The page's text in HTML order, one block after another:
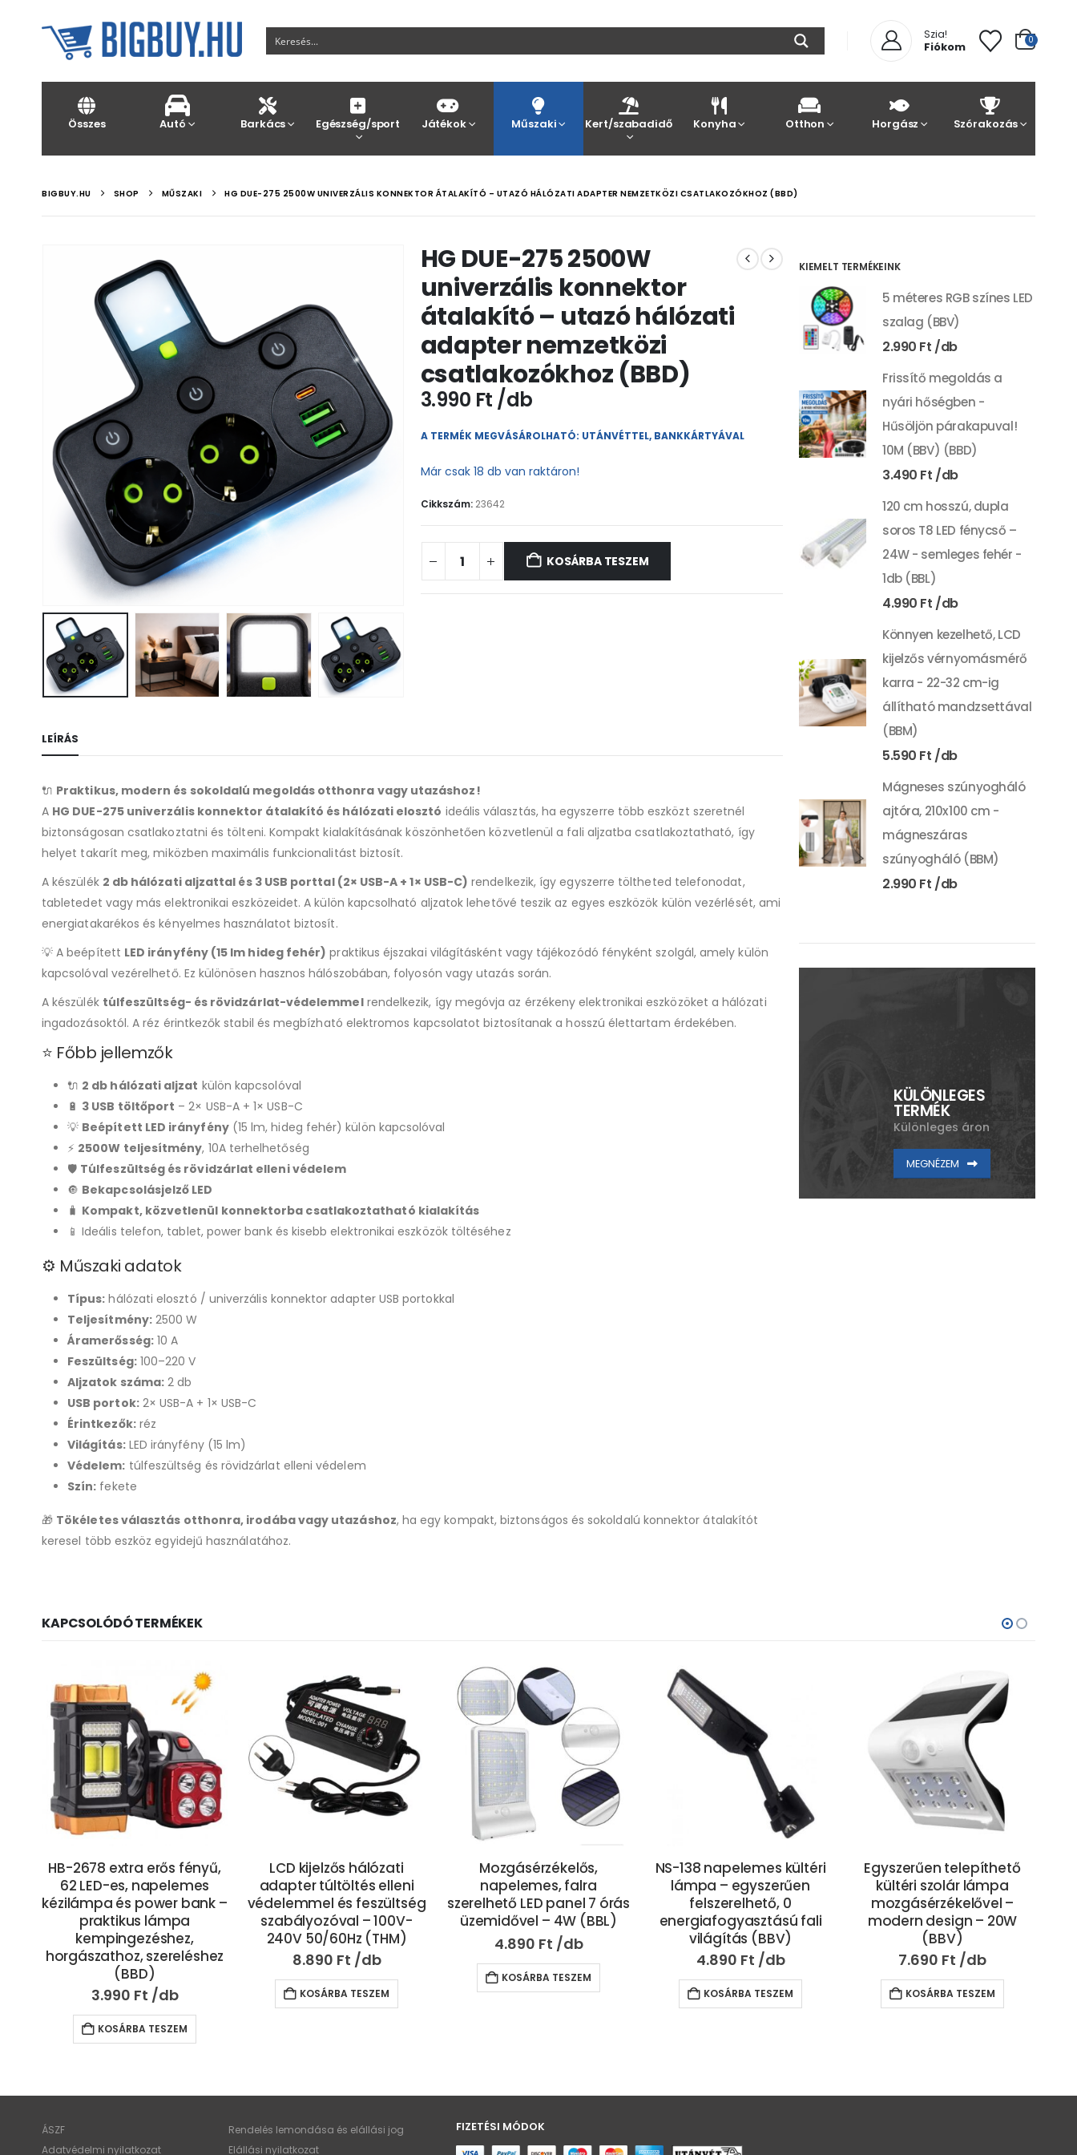
Szia!
Fiókom 0
Összes Autó Barkács Egészség/sport Játékok Műszaki Kert/szabadidő Konyha Otthon Horgász Szórakozás
BIGBUY.HU SHOP MŰSZAKI HG DUE-275 2500W UNIVERZÁLIS KONNEKTOR ÁTALAKÍTÓ – UTAZÓ HÁLÓZATI ADAPTER NEMZETKÖZI CSATLAKOZÓKHOZ (BBD)
HG DUE-275 2500W
univerzális konnektor
átalakító – utazó hálózati
adapter nemzetközi
csatlakozókhoz (BBD)
3.990 Ft
A TERMÉK MEGVÁSÁROLHATÓ: UTÁNVÉTTEL, BANKKÁRTYÁVAL
Már csak 18 db van raktáron!
Cikkszám: 23642
KOSÁRBA TESZEM
LEÍRÁS
🔌 Praktikus, modern és sokoldalú megoldás otthonra vagy utazáshoz!
A HG DUE-275 univerzális konnektor átalakító és hálózati elosztó ideális választás, ha egyszerre több eszközt szeretnél
biztonságosan csatlakoztatni és tölteni. Kompakt kialakításának köszönhetően közvetlenül a fali aljzatba csatlakoztatható, így
helyet takarít meg, miközben maximális funkcionalitást biztosít.
A készülék 2 db hálózati aljzattal és 3 USB porttal (2× USB-A + 1× USB-C) rendelkezik, így egyszerre töltheted telefonodat,
tabletedet vagy más elektronikai eszközeidet. A külön kapcsolható aljzatok lehetővé teszik az egyes eszközök külön vezérlését, ami
energiatakarékos és kényelmes használatot biztosít.
💡 A beépített LED irányfény (15 lm hideg fehér) praktikus éjszakai világításként vagy tájékozódó fényként szolgál, amely külön
kapcsolóval vezérelhető. Ez különösen hasznos hálószobában, folyosón vagy utazás során.
A készülék túlfeszültség- és rövidzárlat-védelemmelrendelkezik, így megóvja az érzékeny elektronikai eszközöket a hálózati
ingadozásoktól. A réz érintkezők stabil és megbízható elektromos kapcsolatot biztosítanak a hosszú élettartam érdekében.
⭐ Főbb jellemzők
🔌 2 db hálózati aljzat külön kapcsolóval
🔋 3 USB töltőport – 2× USB-A + 1× USB-C
💡 Beépített LED irányfény(15 lm, hideg fehér) külön kapcsolóval
⚡ 2500W teljesítmény, 10A terhelhetőség
🛡 Túlfeszültség és rövidzárlat elleni védelem
🔘 Bekapcsolásjelző LED
🧳 Kompakt, közvetlenül konnektorba csatlakoztatható kialakítás
📱 Ideális telefon, tablet, power bank és kisebb elektronikai eszközök töltéséhez
⚙️ Műszaki adatok
Típus: hálózati elosztó / univerzális konnektor adapter USB portokkal
Teljesítmény:2500 W
Áramerősség:10 A
Feszültség:100–220 V
Aljzatok száma: 2 db
USB portok:2× USB-A + 1× USB-C
Érintkezők:réz
Világítás:LED irányfény (15 lm)
Védelem: túlfeszültség és rövidzárlat elleni védelem
Szín: fekete
🎁 Tökéletes választás otthonra, irodába vagy utazáshoz, ha egy kompakt, biztonságos és sokoldalú konnektor átalakítót
keresel több eszköz egyidejű használatához.
KIEMELT TERMÉKEINK
5 méteres RGB színes LED
szalag (BBV)
2.990 Ft
Frissítő megoldás a
nyári hőségben -
Hűsöljön párakapuval!
10M (BBV) (BBD)
3.490 Ft
120 cm hosszú, dupla
soros T8 LED fénycső –
24W - semleges fehér -
1db (BBL)
4.990 Ft
Könnyen kezelhető, LCD
kijelzős vérnyomásmérő
karra - 22-32 cm-ig
állítható mandzsettával
(BBM)
5.590 Ft
Mágneses szúnyogháló
ajtóra, 210x100 cm -
mágneszáras
szúnyogháló (BBM)
2.990 Ft
KÜLÖNLEGES
TERMÉK
Különleges áron
MEGNÉZEM
KAPCSOLÓDÓ TERMÉKEK
LCD kijelzős hálózati
adapter túltöltés elleni
védelemmel és feszültség
szabályozóval – 100V-
240V 50/60Hz (THM)
8.890Ft
KOSÁRBA TESZEM
Mozgásérzékelős,
napelemes, falra
szerelhető LED panel 7 órás
üzemidővel – 4W (BBL)
4.890Ft
KOSÁRBA TESZEM
NS-138 napelemes kültéri
lámpa – egyszerűen
felszerelhető, 0
energiafogyasztású fali
világítás (BBV)
4.890Ft
KOSÁRBA TESZEM
Egyszerűen telepíthető
kültéri szolár lámpa
mozgásérzékelővel –
modern design – 20W
(BBV)
7.690 Ft
KOSÁRBA TESZEM
Worth Air SL-F56 kültéri,
falra szerelhető szolár
lámpa – különálló
napelemmel, szürkület- és
mozgásérzékelővel – 200
W (BBV)
4.890Ft
KOSÁRBA TESZEM
Adatvédelmi nyilatkozat
Elállási nyilatkozat
Kapcsolat
E-mailt írok